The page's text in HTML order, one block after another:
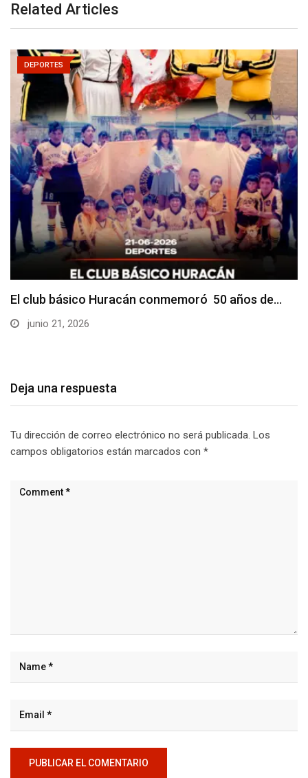
Related Articles
DEPORTES
El club básico Huracán conmemoró 50 años de…
junio 21, 2026
Deja una respuesta
Tu dirección de correo electrónico no será publicada. Los
campos obligatorios están marcados con *